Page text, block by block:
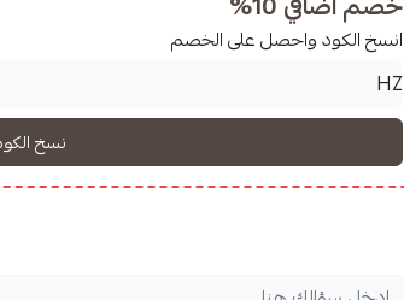
انسخ الكود واحصل على الخصم